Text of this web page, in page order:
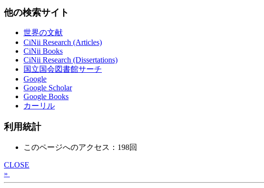
他の検索サイト
世界の文献
CiNii Research (Articles)
CiNii Books
CiNii Research (Dissertations)
国立国会図書館サーチ
Google
Google Scholar
Google Books
カーリル
利用統計
このページへのアクセス：198回
CLOSE
»